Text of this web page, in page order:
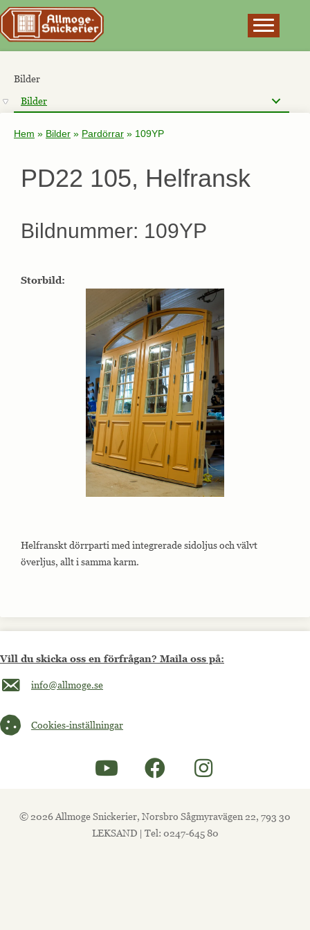
Bilder
Bilder
Hem » Bilder » Pardörrar » 109YP
PD22 105, Helfransk
Bildnummer: 109YP
Storbild:
Helfranskt dörrparti med integrerade sidoljus och välvt
överljus, allt i samma karm.
Vill du skicka oss en förfrågan? Maila oss på:
Maila oss på info@allmoge.se
info@allmoge.se
Cookies-inställningar
Cookies-inställningar
© 2026 Allmoge Snickerier, Norsbro Sågmyravägen 22, 793 30
LEKSAND | Tel: 0247-645 80